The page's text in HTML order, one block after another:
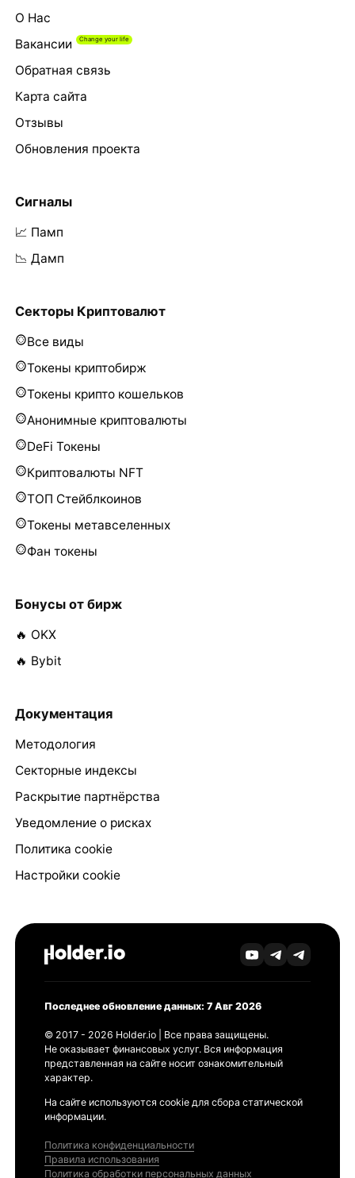
О Нас
Вакансии
Обратная связь
Карта сайта
Отзывы
Обновления проекта
Сигналы
📈 Памп
📉 Дамп
Секторы Криптовалют
Все виды
Токены криптобирж
Токены крипто кошельков
Анонимные криптовалюты
DeFi Токены
Криптовалюты NFT
ТОП Стейблкоинов
Токены метавселенных
Фан токены
Бонусы от бирж
🔥 OKX
🔥 Bybit
Документация
Методология
Секторные индексы
Раскрытие партнёрства
Уведомление о рисках
Политика cookie
Настройки cookie
Последнее обновление данных: 7 Авг 2026
© 2017 - 2026 Holder.io | Все права защищены.
Не оказывает финансовых услуг. Вся информация
представленная на сайте носит ознакомительный
характер.
На сайте используются cookie для сбора статической
информации.
Политика конфиденциальности
Правила использования
Политика обработки персональных данных